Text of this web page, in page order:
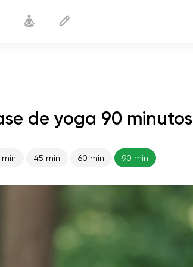
de yoga 90 minutos
45 min 60 min 90 min